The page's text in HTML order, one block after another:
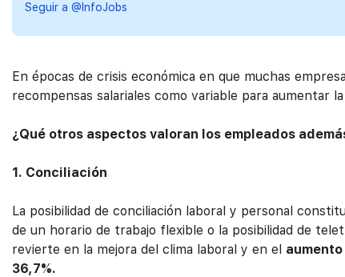
Seguir a @InfoJobs
En épocas de crisis económica en que muchas
recompensas salariales como variable para aumentar
¿Qué otros aspectos valoran los empleados
1. Conciliación
La posibilidad de conciliación laboral y personal
de un horario de trabajo flexible o la posibilidad de
revierte en la mejora del clima laboral y en el
36,7%.